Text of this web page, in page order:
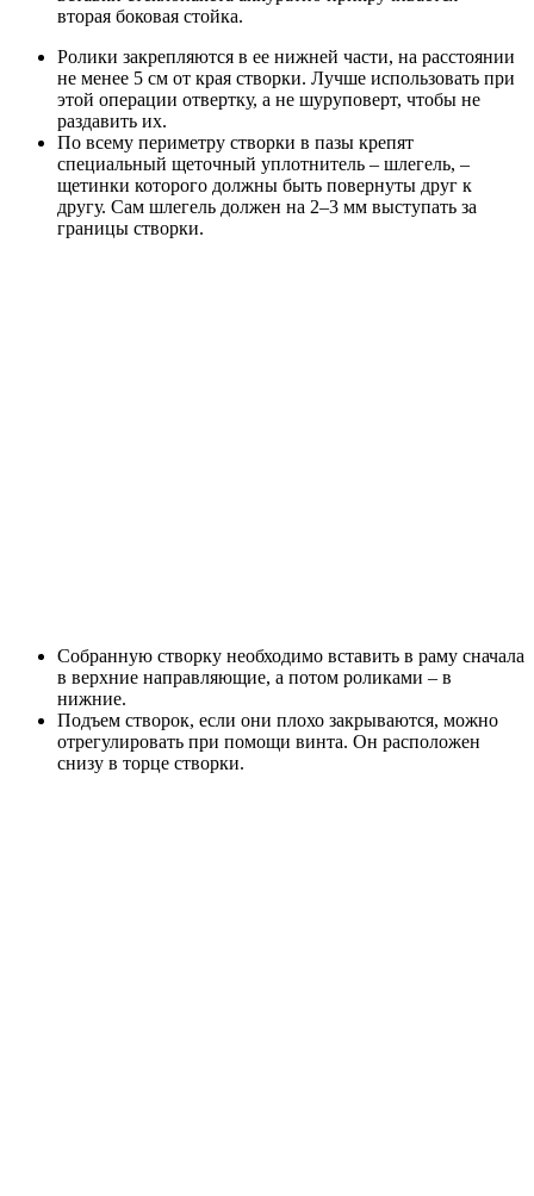
вторая боковая стойка.
Ролики закрепляются в ее нижней части, на расстоянии
не менее 5 см от края створки. Лучше использовать при
этой операции отвертку, а не шуруповерт, чтобы не
раздавить их.
По всему периметру створки в пазы крепят
специальный щеточный уплотнитель – шлегель, –
щетинки которого должны быть повернуты друг к
другу. Сам шлегель должен на 2–3 мм выступать за
границы створки.
Собранную створку необходимо вставить в раму сначала
в верхние направляющие, а потом роликами – в
нижние.
Подъем створок, если они плохо закрываются, можно
отрегулировать при помощи винта. Он расположен
снизу в торце створки.